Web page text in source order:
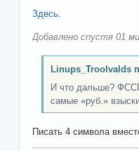
Здесь.
Добавлено спустя 01
Linups_Troolvalds
И что дальше?
самые «руб.»
Писать 4 символа